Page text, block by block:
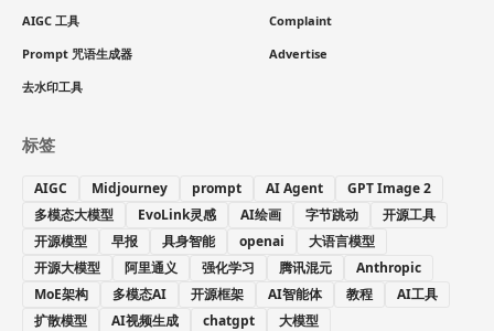
AIGC 工具
Prompt 咒语生成器
去水印工具
Complaint
Advertise
标签
AIGC Midjourney prompt AI Agent
GPT Image 2
多模态大模型
EvoLink灵感 AI绘画 字节跳动
开源工具
开源模型
早报 具身智能 openai
大语言模型
开源大模型
阿里通义 强化学习 腾讯混元
Anthropic
MoE架构
多模态AI 开源框架 AI智能体 教程
AI工具
扩散模型
AI视频生成 chatgpt 大模型